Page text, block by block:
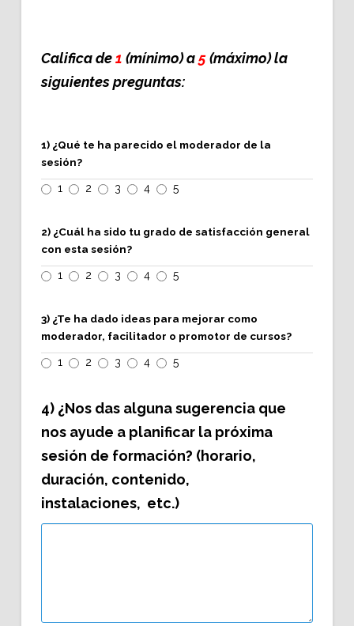
Califica de1 (mínimo) a5(máximo) la
siguientes preguntas:
1) ¿Qué te ha parecido el moderador de la
sesión?
1 2 3 4 5
2) ¿Cuál ha sido tu grado de satisfacción general
con esta sesión?
1 2 3 4 5
3) ¿Te ha dado ideas para mejorar como
moderador, facilitador o promotor de cursos?
1 2 3 4 5
4) ¿Nos das alguna sugerencia que
nos ayude a planificar la próxima
sesión de formación? (horario,
duración, contenido,
instalaciones, etc.)